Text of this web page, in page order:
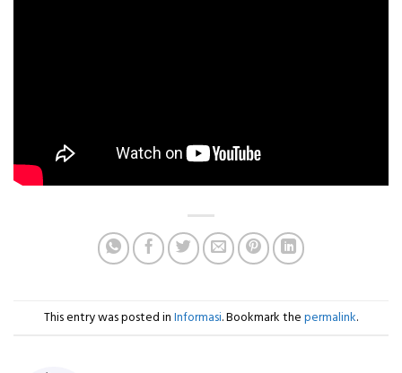
This entry was posted in Informasi. Bookmark the permalink.